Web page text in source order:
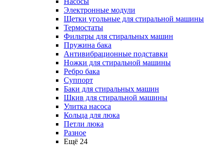
Электронные модули
Щетки угольные для стиральной машины
Термостаты
Фильтры для стиральных машин
Пружина бака
Антивибрационные подставки
Ножки для стиральной машины
Ребро бака
Суппорт
Баки для стиральных машин
Шкив для стиральной машины
Улитка насоса
Кольца для люка
Петли люка
Разное
Ещё 24